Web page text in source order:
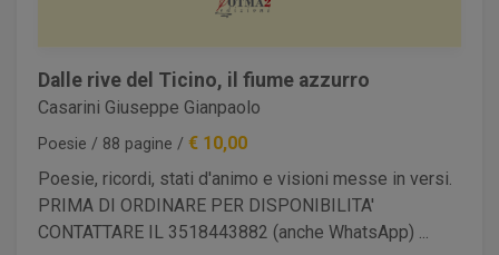
Dalle rive del Ticino, il fiume azzurro
Casarini Giuseppe Gianpaolo
Poesie / 88 pagine /€ 10,00
Poesie, ricordi, stati d'animo e visioni messe in versi.
PRIMA DI ORDINARE PER DISPONIBILITA'
CONTATTARE IL 3518443882 (anche WhatsApp) ...